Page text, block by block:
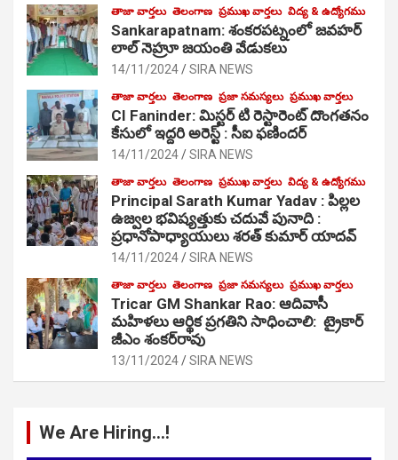
తాజా వార్తలు తెలంగాణ ప్రముఖ వార్తలు విద్య & ఉద్యోగము
Sankarapatnam: శంకరపట్నంలో జవహర్
లాల్ నెహ్రూ జయంతి వేడుకలు
14/11/2024 SIRA NEWS
తాజా వార్తలు తెలంగాణ ప్రజా సమస్యలు ప్రముఖ వార్తలు
CI Faninder: మిస్టర్ టి రెస్టారెంట్ దొంగతనం
కేసులో ఇద్దరి అరెస్ట్ : సీఐ ఫణిందర్
14/11/2024 SIRA NEWS
తాజా వార్తలు తెలంగాణ ప్రముఖ వార్తలు విద్య & ఉద్యోగము
Principal Sarath Kumar Yadav : పిల్లల
ఉజ్వల భవిష్యత్తుకు చదువే పునాది :
ప్రధానోపాధ్యాయులు శరత్ కుమార్ యాదవ్
14/11/2024 SIRA NEWS
తాజా వార్తలు తెలంగాణ ప్రజా సమస్యలు ప్రముఖ వార్తలు
Tricar GM Shankar Rao: ఆదివాసీ
మహిళలు ఆర్థిక ప్రగతిని సాధించాలి: ట్రైకార్
జీఎం శంకర్‌రావు
13/11/2024 SIRA NEWS
We Are Hiring…!